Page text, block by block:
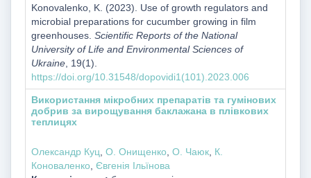
Konovalenko, K. (2023). Use of growth regulators and
microbial preparations for cucumber growing in film
greenhouses. Scientific Reports of the National
University of Life and Environmental Sciences of
Ukraine, 19(1).
https://doi.org/10.31548/dopovidi1(101).2023.006
Використання мікробних препаратів та гумінових
добрив за вирощування баклажана в плівкових
теплицях
Олександр Куц О. Онищенко, О. Чаюк, К.
Коноваленко, Євгенія Ільїнова